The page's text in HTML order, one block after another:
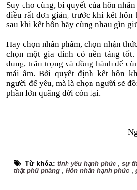
Suy cho cùng, bí quyết của hôn
điều rất đơn giản, trước khi kết hôn
sau khi kết hôn hãy cùng nhau gìn
Hãy chọn nhân phẩm, chọn nhận
chọn một gia đình có nền tảng tốt.
dung, trân trọng và đồng hành để
mái ấm. Bởi quyết định kết hôn
người để yêu, mà là chọn người sẽ
phần lớn quãng đời còn lại.
Từ khóa:tình yêu hạnh phúc ,sự
thật phũ phàng ,Hôn nhân hạnh phúc ,